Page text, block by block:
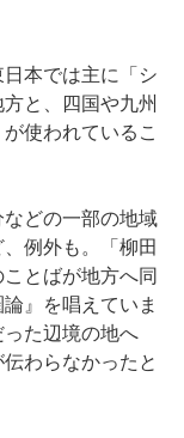
本では主に「シ
と、四国や九州
使われているこ
どの一部の地域
例外も。「柳田
とばが地方へ同
』を唱えていま
た辺境の地へ
わらなかったと